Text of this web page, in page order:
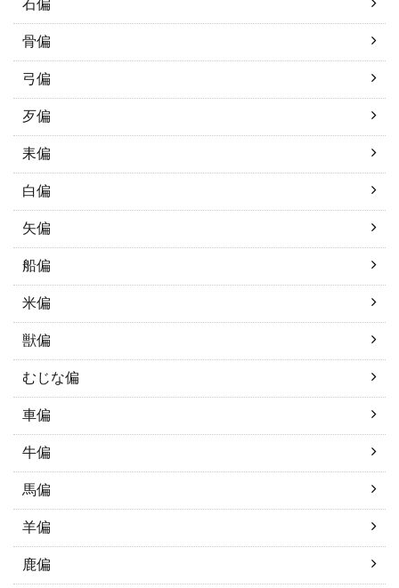
石偏
骨偏
弓偏
歹偏
耒偏
白偏
矢偏
船偏
米偏
獣偏
むじな偏
車偏
牛偏
馬偏
羊偏
鹿偏